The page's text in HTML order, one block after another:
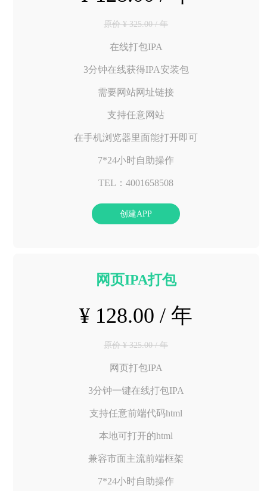
原价 ¥ 325.00 / 年
在线打包IPA
3分钟在线获得IPA安装包
需要网站网址链接
支持任意网站
在手机浏览器里面能打开即可
7*24小时自助操作
TEL：4001658508
创建APP
网页IPA打包
¥ 128.00 / 年
原价 ¥ 325.00 / 年
网页打包IPA
3分钟一键在线打包IPA
支持任意前端代码html
本地可打开的html
兼容市面主流前端框架
7*24小时自助操作